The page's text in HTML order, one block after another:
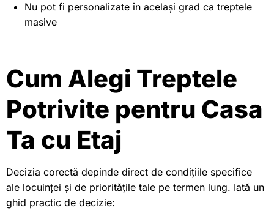
Nu pot fi personalizate în același grad ca treptele
masive
Cum Alegi Treptele
Potrivite pentru Casa
Ta cu Etaj
Decizia corectă depinde direct de condițiile specifice
ale locuinței și de prioritățile tale pe termen lung. Iată un
ghid practic de decizie: